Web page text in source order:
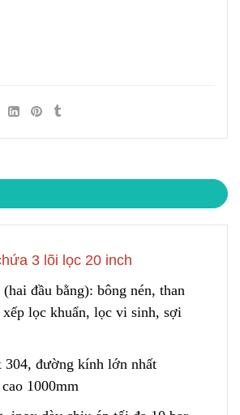
3 lõi lọc 20 inch
đầu bằng): bông nén, than
lọc khuẩn, lọc vi sinh, sợi
304, đường kính lớn nhất
1000mm